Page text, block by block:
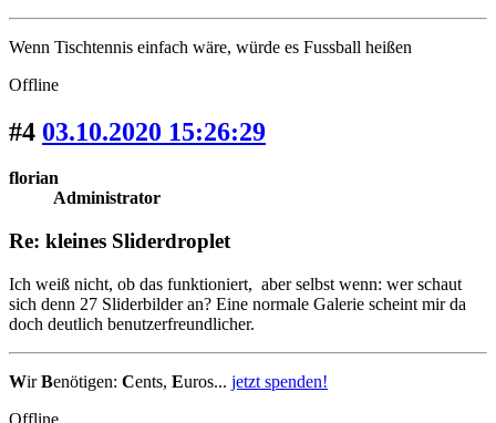
Wenn Tischtennis einfach wäre, würde es Fussball heißen
Offline
#4 03.10.2020 15:26:29
florian
Administrator
Re: kleines Sliderdroplet
Ich weiß nicht, ob das funktioniert, aber selbst wenn: wer schaut
sich denn 27 Sliderbilder an? Eine normale Galerie scheint mir da
doch deutlich benutzerfreundlicher.
WirBenötigen: Cents, Euros... jetzt spenden!
Offline